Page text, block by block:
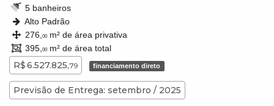
5 banheiros
Alto Padrão
276, 00m² de área privativa
395, 00m² de área total
R$ 6.527.825,79 financiamento direto
Previsão de Entrega: setembro / 2025